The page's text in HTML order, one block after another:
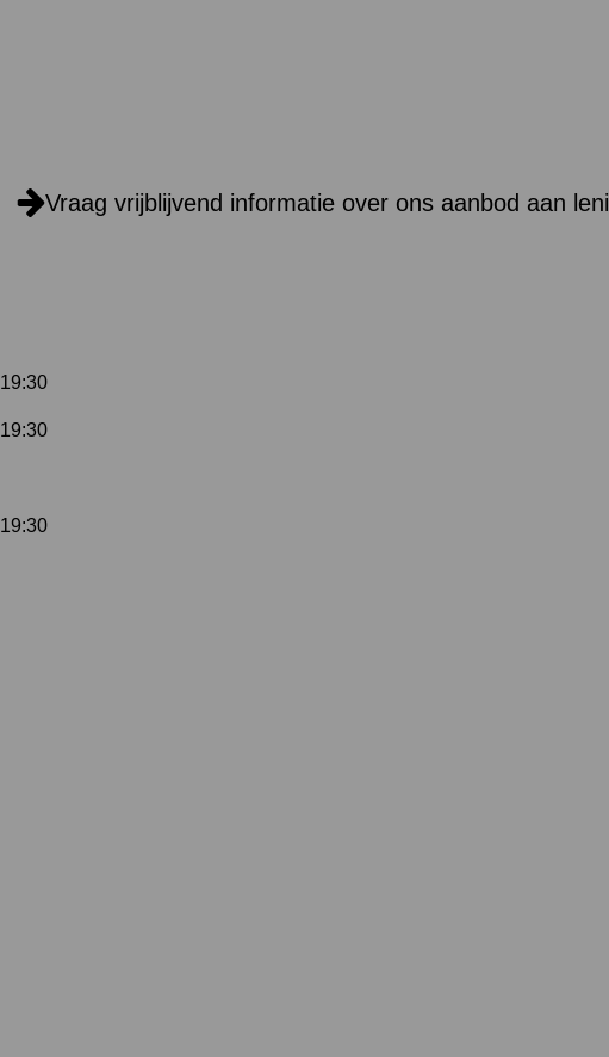
Vraag vrijblijvend informatie over ons aanbod aan
19:30
19:30
19:30